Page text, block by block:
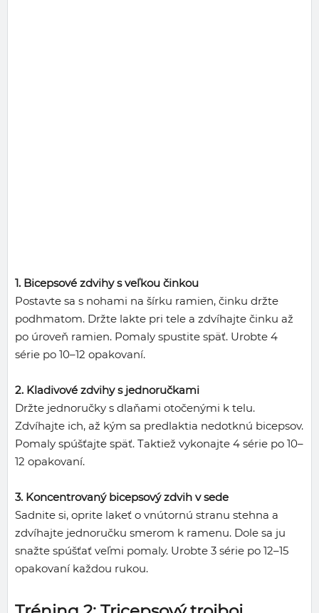
1. Bicepsové zdvihy s veľkou činkou
Postavte sa s nohami na šírku ramien, činku držte
podhmatom. Držte lakte pri tele a zdvíhajte činku až
po úroveň ramien. Pomaly spustite späť. Urobte 4
série po 10–12 opakovaní.
2. Kladivové zdvihy s jednoručkami
Držte jednoručky s dlaňami otočenými k telu.
Zdvíhajte ich, až kým sa predlaktia nedotknú bicepsov.
Pomaly spúšťajte späť. Taktiež vykonajte 4 série po 10–
12 opakovaní.
3. Koncentrovaný bicepsový zdvih v sede
Sadnite si, oprite lakeť o vnútornú stranu stehna a
zdvíhajte jednoručku smerom k ramenu. Dole sa ju
snažte spúšťať veľmi pomaly. Urobte 3 série po 12–15
opakovaní každou rukou.